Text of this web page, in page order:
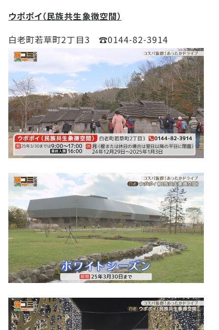
ウポポイ（民族共生象徴空間）
白老町若草町2丁目3 ☎0144-82-3914